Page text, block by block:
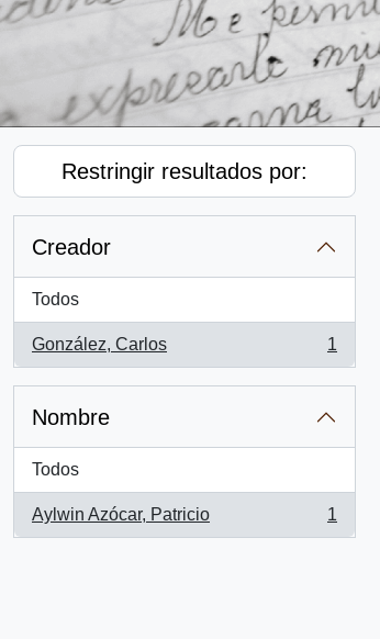
Restringir resultados por:
Creador
Todos
González, Carlos
, 1 resultados
1
Nombre
Todos
Aylwin Azócar, Patricio
, 1 resultados
1